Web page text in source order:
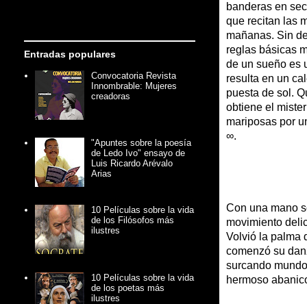
banderas en
que recitan las
mañanas. Sin
reglas básicas
de un sueño es
resulta en un
puesta de sol.
obtiene el
mariposas por
∞.
Con una mano
movimiento
Volvió la palma
comenzó su
surcando
hermoso
Entradas populares
Convocatoria Revista
Innombrable: Mujeres
creadoras
"Apuntes sobre la poesía
de Ledo Ivo" ensayo de
Luis Ricardo Arévalo
Arias
10 Películas sobre la vida
de los Filósofos más
ilustres
10 Películas sobre la vida
de los poetas más
ilustres